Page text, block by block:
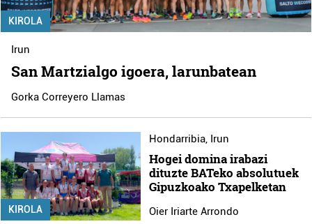
KIROLA
Irun
San Martzialgo igoera, larunbatean
Gorka Correyero Llamas
KIROLA
Hondarribia, Irun
Hogei domina irabazi
dituzte BATeko absolutuek
Gipuzkoako Txapelketan
Oier Iriarte Arrondo